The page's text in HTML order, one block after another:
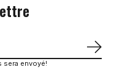
sera envoyé!